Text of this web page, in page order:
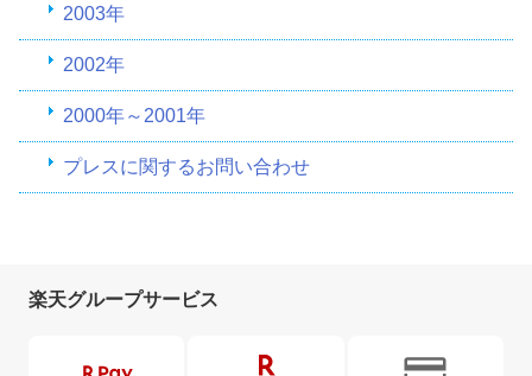
2003年
2002年
2000年～2001年
プレスに関するお問い合わせ
楽天グループサービス